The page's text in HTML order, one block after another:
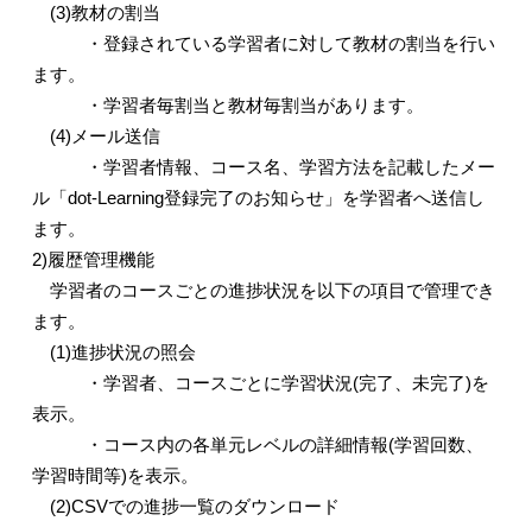
(3)教材の割当
・登録されている学習者に対して教材の割当を行い
ます。
・学習者毎割当と教材毎割当があります。
(4) メール送信
・学習者情報、コース名、学習方法を記載したメー
ル「dot-Learning登録完了のお知らせ」を学習者へ送信し
ます。
2)履歴管理機能
学習者のコースごとの進捗状況を以下の項目で管理でき
ます。
(1)進捗状況の照会
・学習者、コースごとに学習状況(完了、未完了)を
表示。
・コース内の各単元レベルの詳細情報(学習回数、
学習時間等)を表示。
(2)CSVでの進捗一覧のダウンロード